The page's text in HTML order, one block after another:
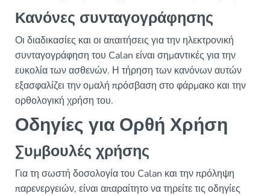
Κανόνες συνταγογράφησης
Οι διαδικασίες και οι απαιτήσεις για την ηλεκτρονική
συνταγογράφηση του Calan είναι σημαντικές για την
ευκολία των ασθενών. Η τήρηση των κανόνων αυτών
εξασφαλίζει την ομαλή πρόσβαση στο φάρμακο και την
ορθολογική χρήση του.
Οδηγίες για Ορθή Χρήση
Συμβουλές χρήσης
Για τη σωστή δοσολογία του Calan και την πρόληψη
παρενεργειών, είναι απαραίτητο να τηρείτε τις οδηγίες